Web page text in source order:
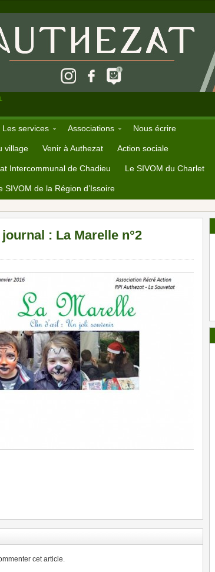
Les services Associations Nous écrire
village Venir à Authezat Action sociale
Intercommunal de Chadieu Le SIVOM du Charlet
SIVOM de la Région d’Issoire
: La Marelle n°2
cet article.